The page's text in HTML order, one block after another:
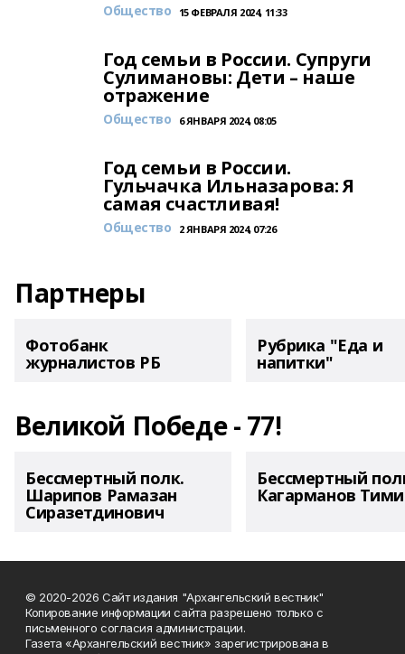
Общество 15 ФЕВРАЛЯ 2024, 11:33
Год семьи в России. Супруги
Сулимановы: Дети – наше
отражение
Общество 6 ЯНВАРЯ 2024, 08:05
Год семьи в России.
Гульчачка Ильназарова: Я
самая счастливая!
Общество 2 ЯНВАРЯ 2024, 07:26
Партнеры
Фотобанк
журналистов РБ
Рубрика "Еда и
напитки"
Великой Победе - 77!
Бессмертный полк.
Шарипов Рамазан
Сиразетдинович
Бессмертный
Кагарманов
© 2020-2026 Сайт издания "Архангельский вестник"
Копирование информации сайта разрешено только с
письменного согласия администрации.
Газета «Архангельский вестник» зарегистрирована в